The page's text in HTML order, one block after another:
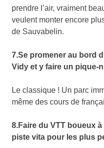
prendre l’air, vraiment
veulent monter encore
de Sauvabelin.
7.Se promener au bord
Vidy et y faire un pique-
Le classique ! Un parc
même des cours de
8.Faire du VTT boueux
piste vita pour les plus